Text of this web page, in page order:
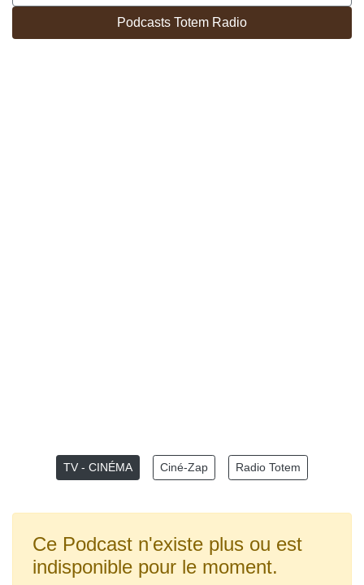
Podcasts Totem Radio
TV - CINÉMA Ciné-Zap Radio Totem
Ce Podcast n'existe plus ou est
indisponible pour le moment.